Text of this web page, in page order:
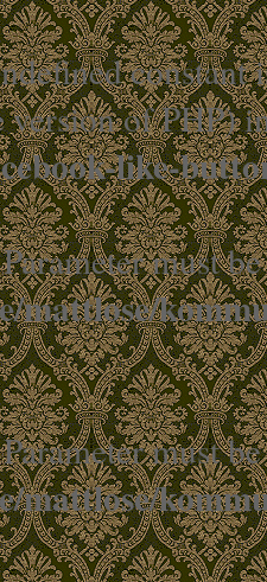
version of PHP)
like-
must
mattlose/
must
mattlose/